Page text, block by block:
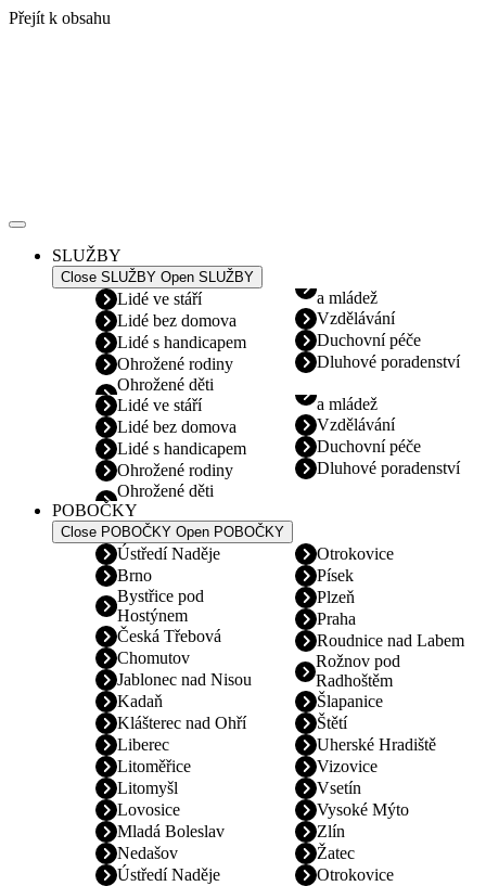
Přejít k obsahu
SLUŽBY
Close SLUŽBY Open SLUŽBY
Lidé ve stáří
Lidé bez domova
Lidé s handicapem
Ohrožené rodiny
Ohrožené děti
a mládež
Vzdělávání
Duchovní péče
Dluhové poradenství
Lidé ve stáří
Lidé bez domova
Lidé s handicapem
Ohrožené rodiny
Ohrožené děti
a mládež
Vzdělávání
Duchovní péče
Dluhové poradenství
POBOČKY
Close POBOČKY Open POBOČKY
Ústředí Naděje
Brno
Bystřice pod
Hostýnem
Česká Třebová
Chomutov
Jablonec nad Nisou
Kadaň
Klášterec nad Ohří
Liberec
Litoměřice
Litomyšl
Lovosice
Mladá Boleslav
Nedašov
Otrokovice
Písek
Plzeň
Praha
Roudnice nad Labem
Rožnov pod
Radhoštěm
Šlapanice
Štětí
Uherské Hradiště
Vizovice
Vsetín
Vysoké Mýto
Zlín
Žatec
Ústředí Naděje
Otrokovice